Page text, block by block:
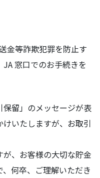
金等詐欺犯罪を防止す
窓口でのお手続きを
留」のメッセージが表
いたしますが、お取引
、お客様の大切な貯金
何卒、ご理解いただき